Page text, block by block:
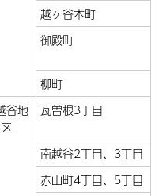
越ヶ谷本町
御殿町
柳町
谷地
区
瓦曽根3丁目
南越谷2丁目、3丁目
赤山町4丁目、5丁目